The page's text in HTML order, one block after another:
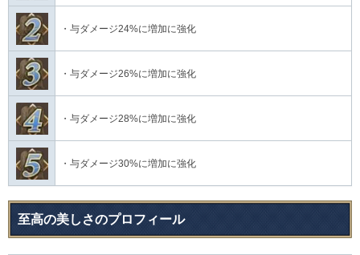
・与ダメージ24%に増加に強化
・与ダメージ26%に増加に強化
・与ダメージ28%に増加に強化
・与ダメージ30%に増加に強化
至高の美しさのプロフィール